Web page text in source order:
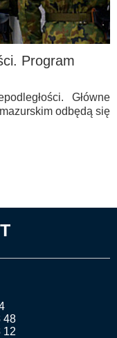
Program
Główne
odbędą się
48
12